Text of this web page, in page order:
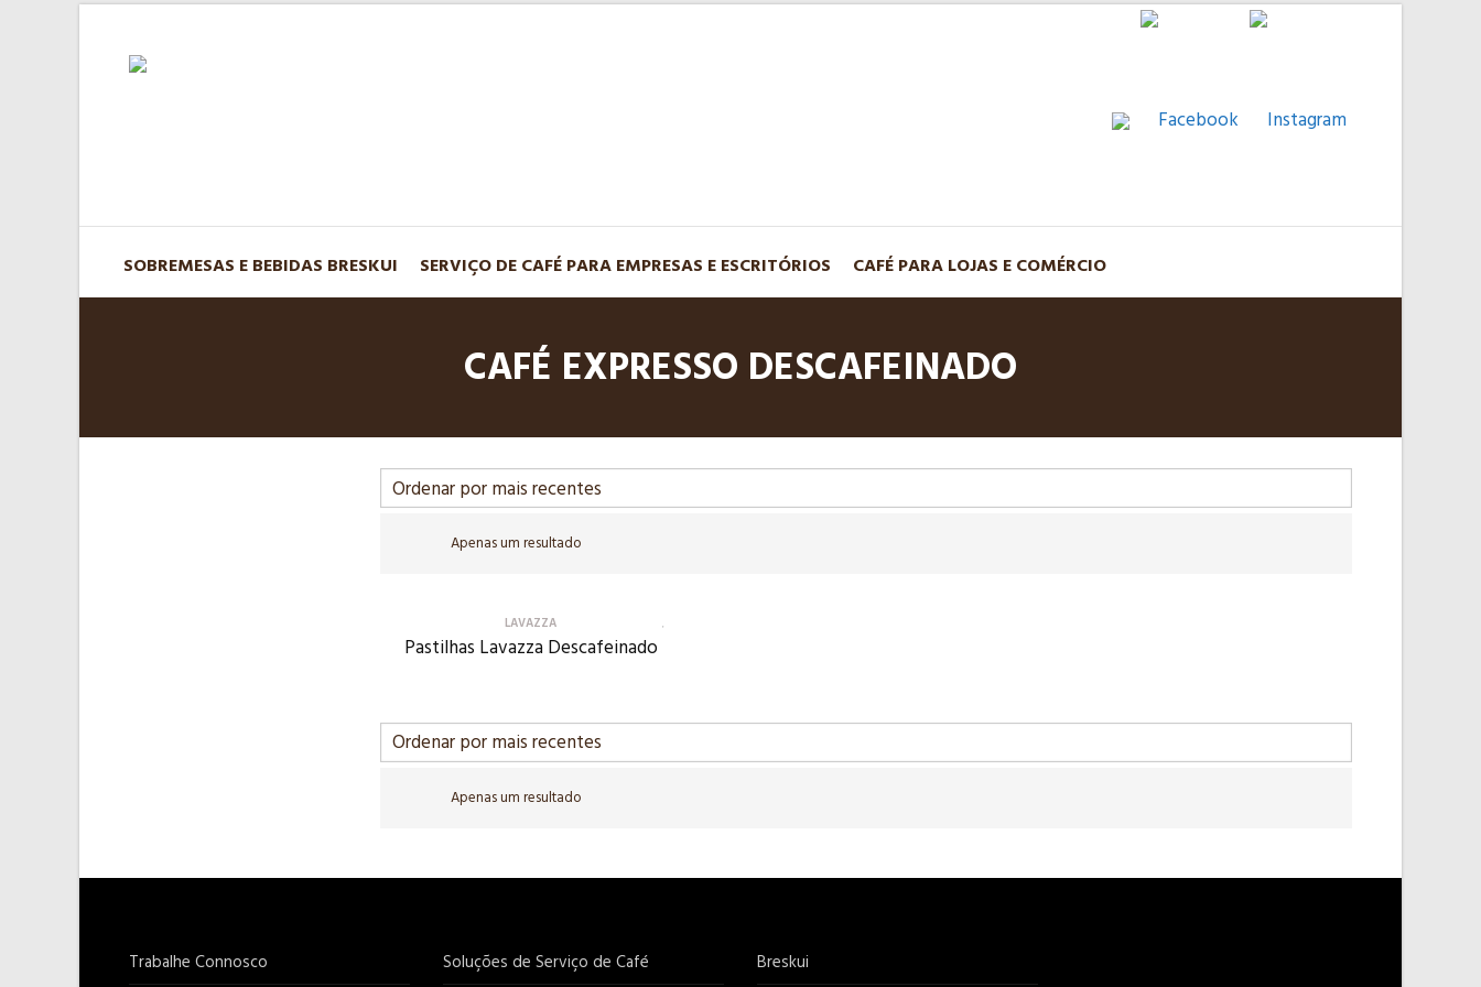
SOBREMESAS E BEBIDAS BRESKUI SERVIÇO DE CAFÉ PARA EMPRESAS E ESCRITÓRIOS CAFÉ PARA LOJAS E COMÉRCIO
CAFÉ EXPRESSO DESCAFEINADO
Apenas um resultado
LAVAZZA
Pastilhas Lavazza Descafeinado
Apenas um resultado
Trabalhe Connosco Soluções de Serviço de Café Breskui